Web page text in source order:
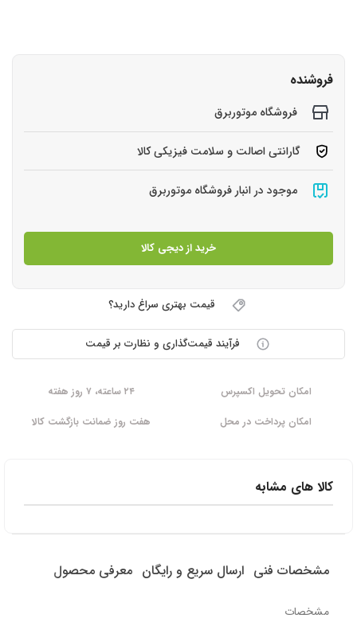
فروشنده
فروشگاه موتوربرق
گارانتی اصالت و سلامت فیزیکی کالا
موجود در انبار فروشگاه موتوربرق
خرید از دیجی کالا
قیمت بهتری سراغ دارید؟
فرآیند قیمت‌گذاری و نظارت بر قیمت
امکان تحویل اکسپرس
۲۴ ساعته، ۷ روز هفته
امکان پرداخت در محل
هفت روز ضمانت بازگشت کالا
کالا های مشابه
مشخصات فنی ارسال سریع و رایگان معرفی محصول
مشخصات